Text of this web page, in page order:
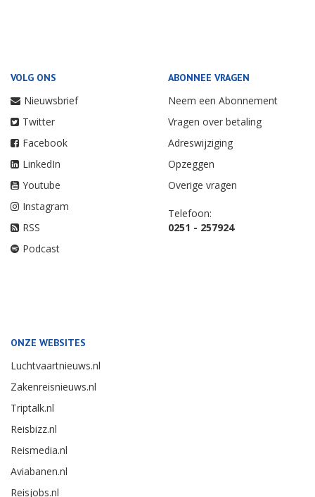
VOLG ONS
Nieuwsbrief
Twitter
Facebook
LinkedIn
Youtube
Instagram
RSS
Podcast
ABONNEE VRAGEN
Neem een Abonnement
Vragen over betaling
Adreswijziging
Opzeggen
Overige vragen
Telefoon:
0251 - 257924
ONZE WEBSITES
Luchtvaartnieuws.nl
Zakenreisnieuws.nl
Triptalk.nl
Reisbizz.nl
Reismedia.nl
Aviabanen.nl
Reisjobs.nl